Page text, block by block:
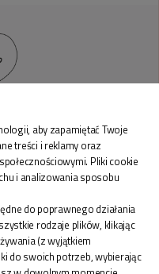
ul. Brylantowa
Polska
aby zapamiętać Twoje
treści i reklamy oraz
Pliki cookie
i analizowania sposobu
do poprawnego działania
rodzaje plików, klikając
(z wyjątkiem
do swoich potrzeb, wybierając